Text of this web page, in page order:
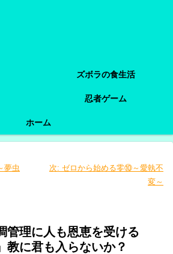
ズボラの食生活
忍者ゲーム
ホーム
夢虫
次: ゼロから始める零⑩～愛執不
変～
管理に人も恩恵を受ける
教に君も入らないか？